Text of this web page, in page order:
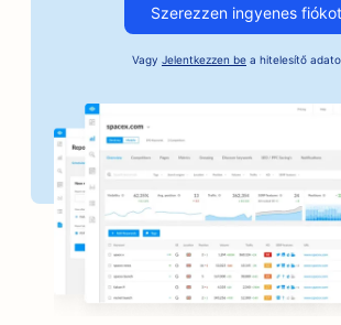
SEO kézműves kávépörkölők számára
SEO az óvadéki szolgáltatások
SEO pékségek számára
SEO bankok számára
SEO a borbélyüzletek számára
SEO a társasjáték kávézók számára
SEO a BBQ Joints számára
Szerezzen ingyenes fiókot
Vagy Jelentkezzen be a hitelesítő